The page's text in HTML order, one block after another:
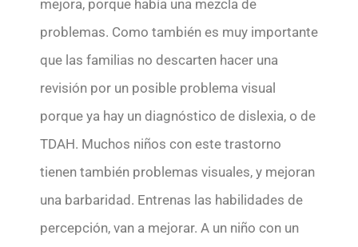
mejora, porque había una mezcla de
problemas. Como también es muy importante
que las familias no descarten hacer una
revisión por un posible problema visual
porque ya hay un diagnóstico de dislexia, o de
TDAH. Muchos niños con este trastorno
tienen también problemas visuales, y mejoran
una barbaridad. Entrenas las habilidades de
percepción, van a mejorar. A un niño con un